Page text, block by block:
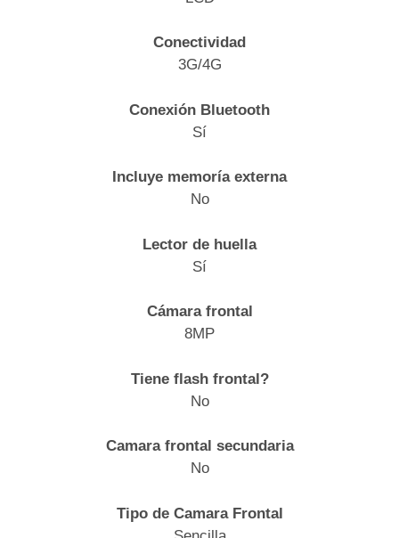
Conectividad
3G/4G
Conexión Bluetooth
Sí
Incluye memoría externa
No
Lector de huella
Sí
Cámara frontal
8MP
Tiene flash frontal?
No
Camara frontal secundaria
No
Tipo de Camara Frontal